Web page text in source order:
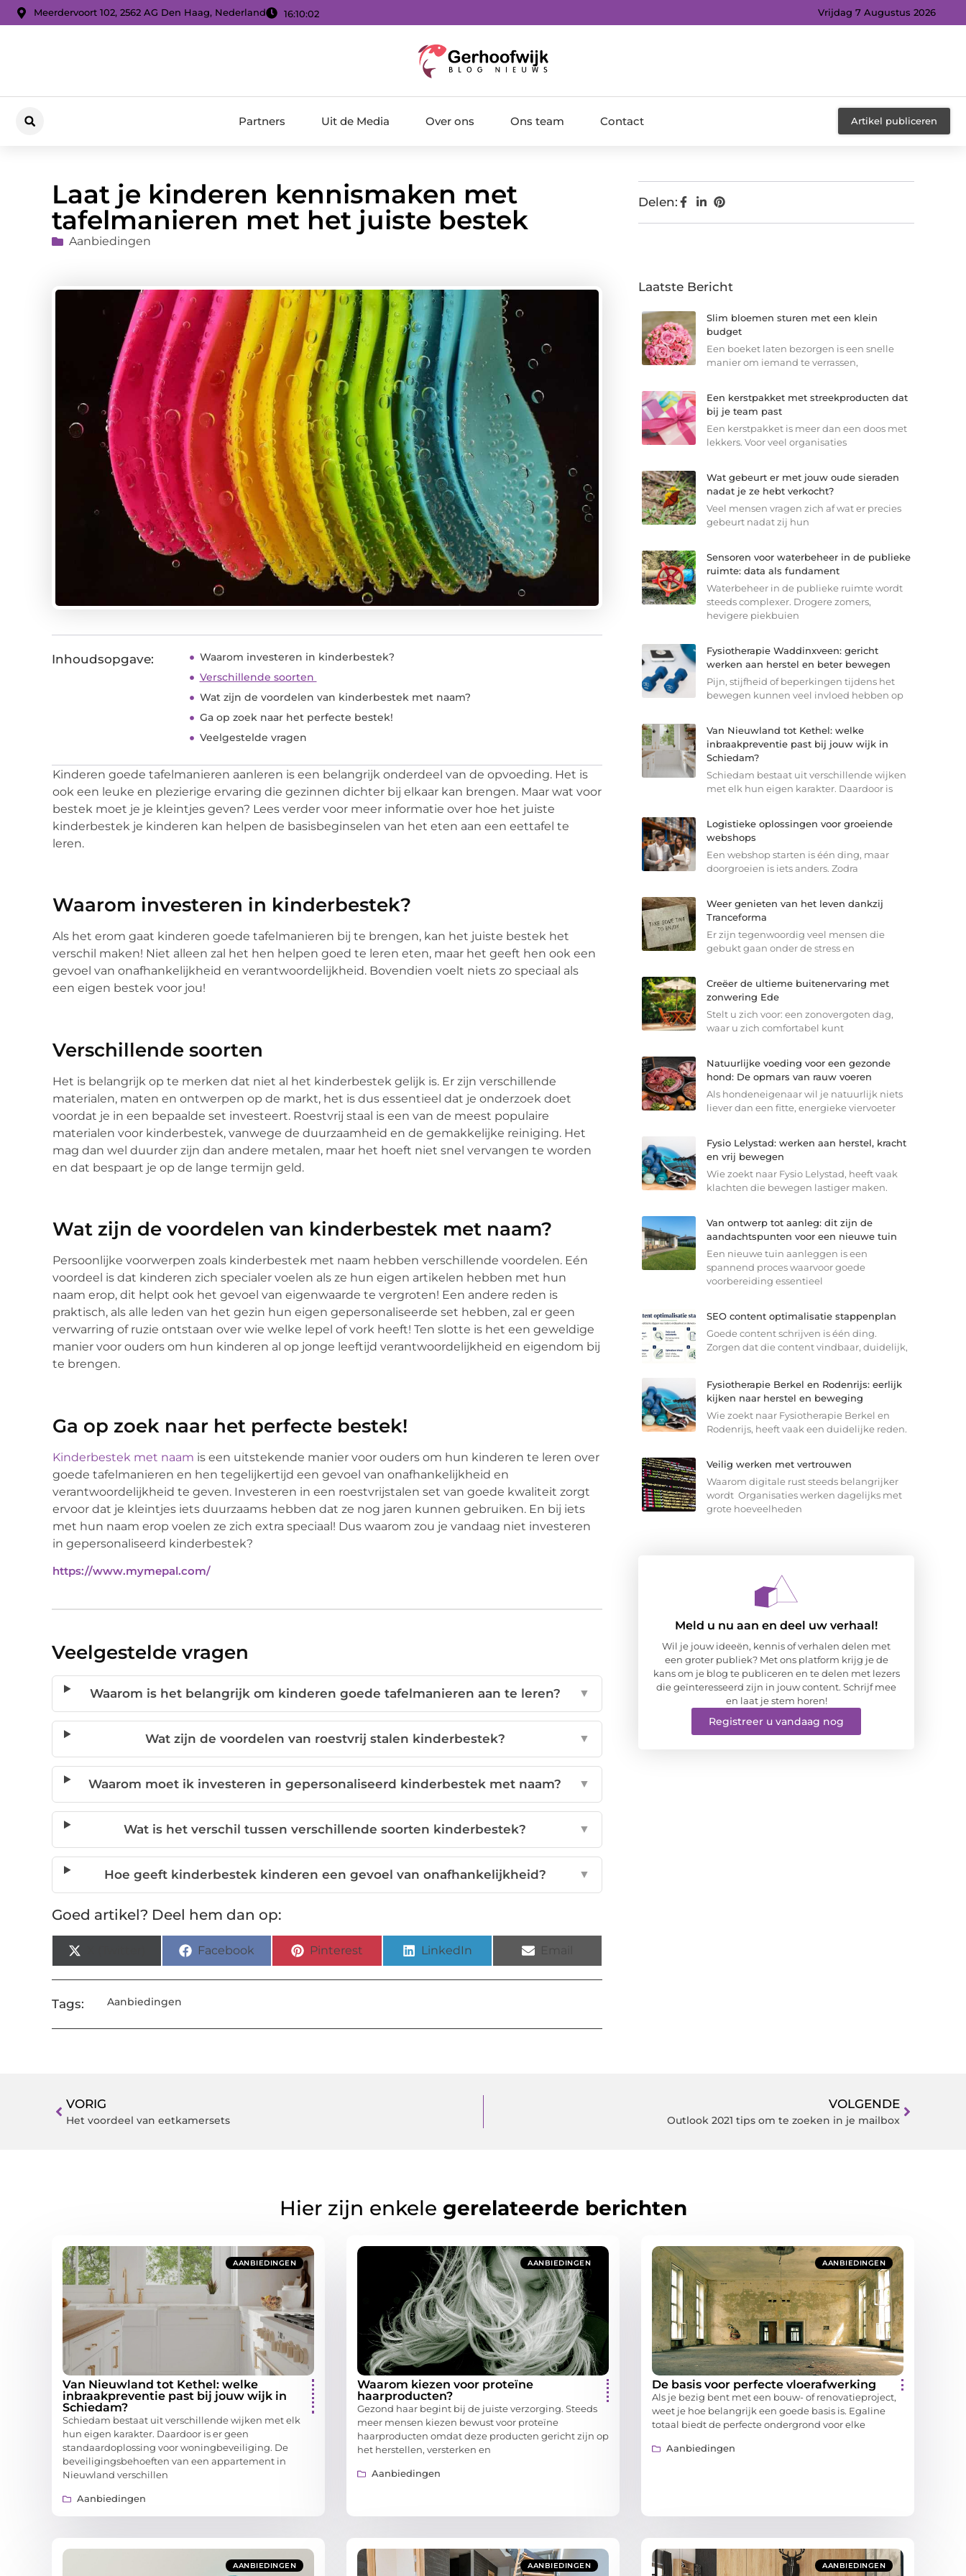
Meerdervoort 102, 2562 AG Den Haag, Nederland 16:10:03 Vrijdag 7 Augustus 2026
Partners Uit de Media Over ons Ons team Contact Artikel publiceren
Laat je kinderen kennismaken met
tafelmanieren met het juiste bestek
Aanbiedingen
Inhoudsopgave:
Waarom investeren in kinderbestek?
Verschillende soorten
Wat zijn de voordelen van kinderbestek met naam?
Ga op zoek naar het perfecte bestek!
Veelgestelde vragen
Kinderen goede tafelmanieren aanleren is een belangrijk onderdeel van de opvoeding. Het is
ook een leuke en plezierige ervaring die gezinnen dichter bij elkaar kan brengen. Maar wat voor
bestek moet je je kleintjes geven? Lees verder voor meer informatie over hoe het juiste
kinderbestek je kinderen kan helpen de basisbeginselen van het eten aan een eettafel te
leren.
Waarom investeren in kinderbestek?
Als het erom gaat kinderen goede tafelmanieren bij te brengen, kan het juiste bestek het
verschil maken! Niet alleen zal het hen helpen goed te leren eten, maar het geeft hen ook een
gevoel van onafhankelijkheid en verantwoordelijkheid. Bovendien voelt niets zo speciaal als
een eigen bestek voor jou!
Verschillende soorten
Het is belangrijk op te merken dat niet al het kinderbestek gelijk is. Er zijn verschillende
materialen, maten en ontwerpen op de markt, het is dus essentieel dat je onderzoek doet
voordat je in een bepaalde set investeert. Roestvrij staal is een van de meest populaire
materialen voor kinderbestek, vanwege de duurzaamheid en de gemakkelijke reiniging. Het
mag dan wel duurder zijn dan andere metalen, maar het hoeft niet snel vervangen te worden
en dat bespaart je op de lange termijn geld.
Wat zijn de voordelen van kinderbestek met naam?
Persoonlijke voorwerpen zoals kinderbestek met naam hebben verschillende voordelen. Eén
voordeel is dat kinderen zich specialer voelen als ze hun eigen artikelen hebben met hun
naam erop, dit helpt ook het gevoel van eigenwaarde te vergroten! Een andere reden is
praktisch, als alle leden van het gezin hun eigen gepersonaliseerde set hebben, zal er geen
verwarring of ruzie ontstaan over wie welke lepel of vork heeft! Ten slotte is het een geweldige
manier voor ouders om hun kinderen al op jonge leeftijd verantwoordelijkheid en eigendom bij
te brengen.
Ga op zoek naar het perfecte bestek!
Kinderbestek met naam is een uitstekende manier voor ouders om hun kinderen te leren over
goede tafelmanieren en hen tegelijkertijd een gevoel van onafhankelijkheid en
verantwoordelijkheid te geven. Investeren in een roestvrijstalen set van goede kwaliteit zorgt
ervoor dat je kleintjes iets duurzaams hebben dat ze nog jaren kunnen gebruiken. En bij iets
met hun naam erop voelen ze zich extra speciaal! Dus waarom zou je vandaag niet investeren
in gepersonaliseerd kinderbestek?
https://www.mymepal.com/
Veelgestelde vragen
Waarom is het belangrijk om kinderen goede tafelmanieren aan te leren? ▼
Wat zijn de voordelen van roestvrij stalen kinderbestek? ▼
Waarom moet ik investeren in gepersonaliseerd kinderbestek met naam? ▼
Wat is het verschil tussen verschillende soorten kinderbestek? ▼
Hoe geeft kinderbestek kinderen een gevoel van onafhankelijkheid? ▼
Goed artikel? Deel hem dan op:
Facebook Pinterest LinkedIn
Tags: Aanbiedingen
Delen:
Laatste Bericht
Slim bloemen sturen met een klein
budget
Een boeket laten bezorgen is een snelle
manier om iemand te verrassen,
Een kerstpakket met streekproducten dat
bij je team past
Een kerstpakket is meer dan een doos met
lekkers. Voor veel organisaties
Wat gebeurt er met jouw oude sieraden
nadat je ze hebt verkocht?
Veel mensen vragen zich af wat er precies
gebeurt nadat zij hun
Sensoren voor waterbeheer in de publieke
ruimte: data als fundament
Waterbeheer in de publieke ruimte wordt
steeds complexer. Drogere zomers,
hevigere piekbuien
Fysiotherapie Waddinxveen: gericht
werken aan herstel en beter bewegen
Pijn, stijfheid of beperkingen tijdens het
bewegen kunnen veel invloed hebben op
Van Nieuwland tot Kethel: welke
inbraakpreventie past bij jouw wijk in
Schiedam?
Schiedam bestaat uit verschillende wijken
met elk hun eigen karakter. Daardoor is
Logistieke oplossingen voor groeiende
webshops
Een webshop starten is één ding, maar
doorgroeien is iets anders. Zodra
Weer genieten van het leven dankzij
Tranceforma
Er zijn tegenwoordig veel mensen die
gebukt gaan onder de stress en
Creëer de ultieme buitenervaring met
zonwering Ede
Stelt u zich voor: een zonovergoten dag,
waar u zich comfortabel kunt
Natuurlijke voeding voor een gezonde
hond: De opmars van rauw voeren
Als hondeneigenaar wil je natuurlijk niets
liever dan een fitte, energieke viervoeter
Fysio Lelystad: werken aan herstel, kracht
en vrij bewegen
Wie zoekt naar Fysio Lelystad, heeft vaak
klachten die bewegen lastiger maken.
Van ontwerp tot aanleg: dit zijn de
aandachtspunten voor een nieuwe tuin
Een nieuwe tuin aanleggen is een
spannend proces waarvoor goede
voorbereiding essentieel
SEO content optimalisatie stappenplan
Goede content schrijven is één ding.
Zorgen dat die content vindbaar, duidelijk,
Fysiotherapie Berkel en Rodenrijs: eerlijk
kijken naar herstel en beweging
Wie zoekt naar Fysiotherapie Berkel en
Rodenrijs, heeft vaak een duidelijke reden.
Veilig werken met vertrouwen
Waarom digitale rust steeds belangrijker
wordt Organisaties werken dagelijks met
grote hoeveelheden
Meld u nu aan en deel uw verhaal!
Wil je jouw ideeën, kennis of verhalen delen met
een groter publiek? Met ons platform krijg je de
kans om je blog te publiceren en te delen met lezers
die geïnteresseerd zijn in jouw content. Schrijf mee
en laat je stem horen!
Registreer u vandaag nog
VORIG
Het voordeel van eetkamersets
VOLGENDE
Outlook 2021 tips om te zoeken in je mailbox
Hier zijn enkele gerelateerde berichten
AANBIEDINGEN
Van Nieuwland tot Kethel: welke
inbraakpreventie past bij jouw wijk in
Schiedam?
Schiedam bestaat uit verschillende wijken met elk
hun eigen karakter. Daardoor is er geen
standaardoplossing voor woningbeveiliging. De
beveiligingsbehoeften van een appartement in
Nieuwland verschillen
Aanbiedingen
AANBIEDINGEN
Waarom kiezen voor proteïne
haarproducten?
Gezond haar begint bij de juiste verzorging. Steeds
meer mensen kiezen bewust voor proteïne
haarproducten omdat deze producten gericht zijn op
het herstellen, versterken en
Aanbiedingen
AANBIEDINGEN
De basis voor perfecte vloerafwerking
Als je bezig bent met een bouw- of renovatieproject,
weet je hoe belangrijk een goede basis is. Egaline
totaal biedt de perfecte ondergrond voor elke
Aanbiedingen
AANBIEDINGEN AANBIEDINGEN AANBIEDINGEN